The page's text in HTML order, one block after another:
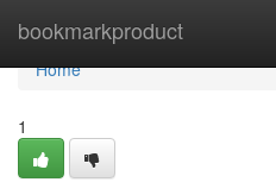
bookmarkproduct
Home
Home
1